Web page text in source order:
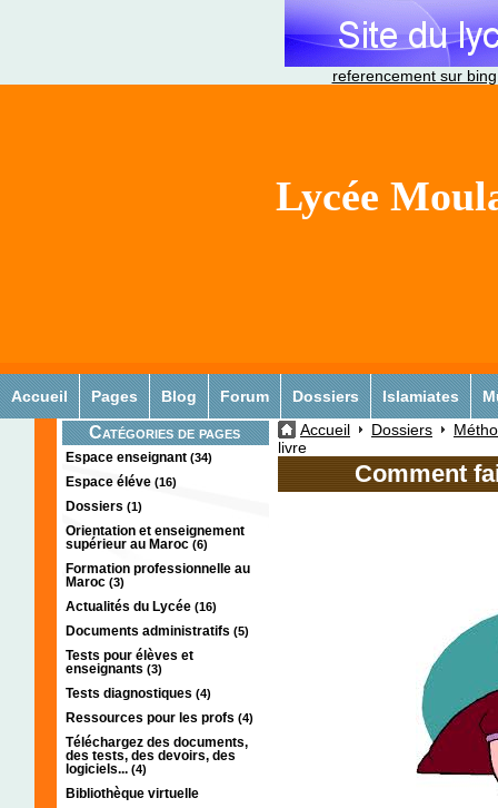
referencement sur bing
Lycée
Accueil Pages Blog Forum Dossiers Islamiates
Catégories de pages
Espace enseignant (34)
Espace éléve (16)
Dossiers (1)
Orientation et enseignement
supérieur au Maroc (6)
Formation professionnelle au
Maroc (3)
Actualités du Lycée (16)
Documents administratifs (5)
Tests pour élèves et
enseignants (3)
Tests diagnostiques (4)
Ressources pour les profs (4)
Téléchargez des documents,
des tests, des devoirs, des
logiciels... (4)
Bibliothèque virtuelle
Accueil Dossiers
livre
Comment